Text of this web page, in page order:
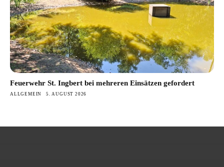
Feuerwehr St. Ingbert bei mehreren Einsätzen gefordert
ALLGEMEIN 5. AUGUST 2026